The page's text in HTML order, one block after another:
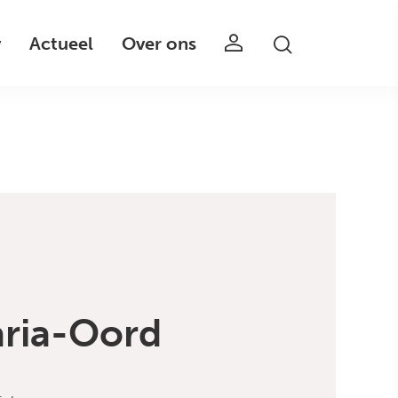
Actueel Over ons
Oord